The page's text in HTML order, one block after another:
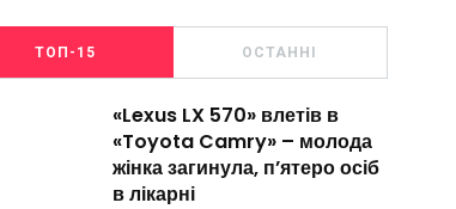
ТОП-15 ОСТАННІ
«Lexus LX 570» влетів в
«Toyota Camry» – молода
жінка загинула, п’ятеро осіб
в лікарні